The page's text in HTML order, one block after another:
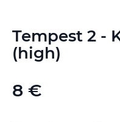
Tempest 2 -
(high)
8 €
naar
het
begin
de
afbeeldingen-